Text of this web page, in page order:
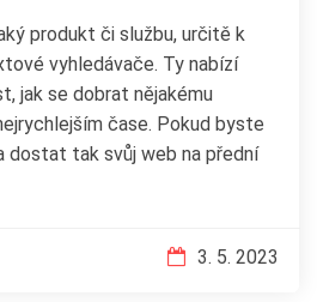
produkt či službu, určitě k
vyhledávače. Ty nabízí
jak se dobrat nějakému
čase. Pokud byste
tak svůj web na přední
3. 5. 2023